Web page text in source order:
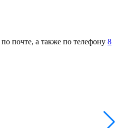
по почте, а также по телефону 8